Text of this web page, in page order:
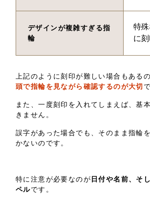
デザインが複雑すぎる指
輪
特
に
上記のように刻印が難しい場合もあるの
頭で指輪を見ながら確認するのが大切
また、一度刻印を入れてしまえば、基
きません。
誤字があった場合でも、そのまま指輪
かないのです。
特に注意が必要なのが 日付や名前、そ
ペルです。